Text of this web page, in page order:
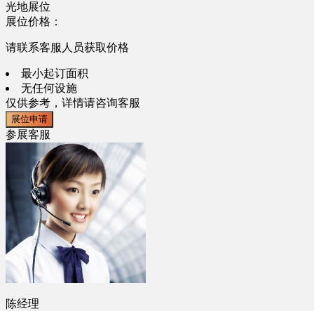
光地展位
展位价格：
请联系客服人员获取价格
最小起订面积
无任何设施
仅供参考，详情请咨询客服
展位申请
参展客服
陈经理